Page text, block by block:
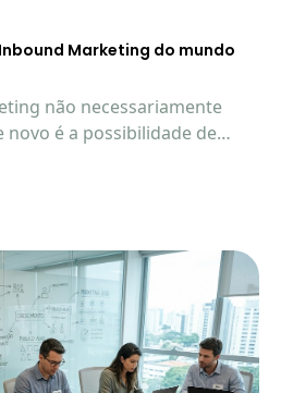
Marketing do mundo
não necessariamente
novo é a possibilidade de